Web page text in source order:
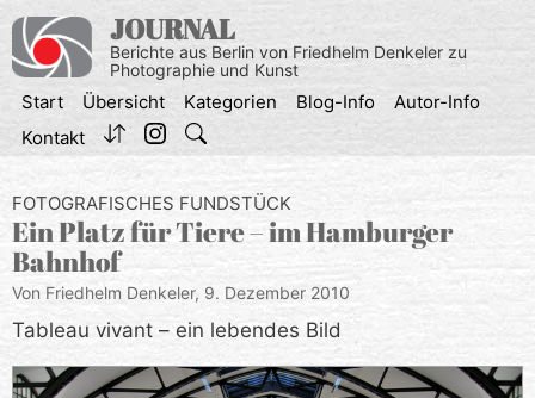
Inhalt
springen
JOURNAL
Berichte aus Berlin von Friedhelm Denkeler zu
Photographie und Kunst
Start Übersicht Kategorien Blog-Info
Autor-Info
Kontakt
FOTOGRAFISCHES FUNDSTÜCK
Ein Platz für Tiere – im Hamburger
Bahnhof
Von Friedhelm Denkeler, 9. Dezember 2010
Tableau vivant – ein lebendes Bild